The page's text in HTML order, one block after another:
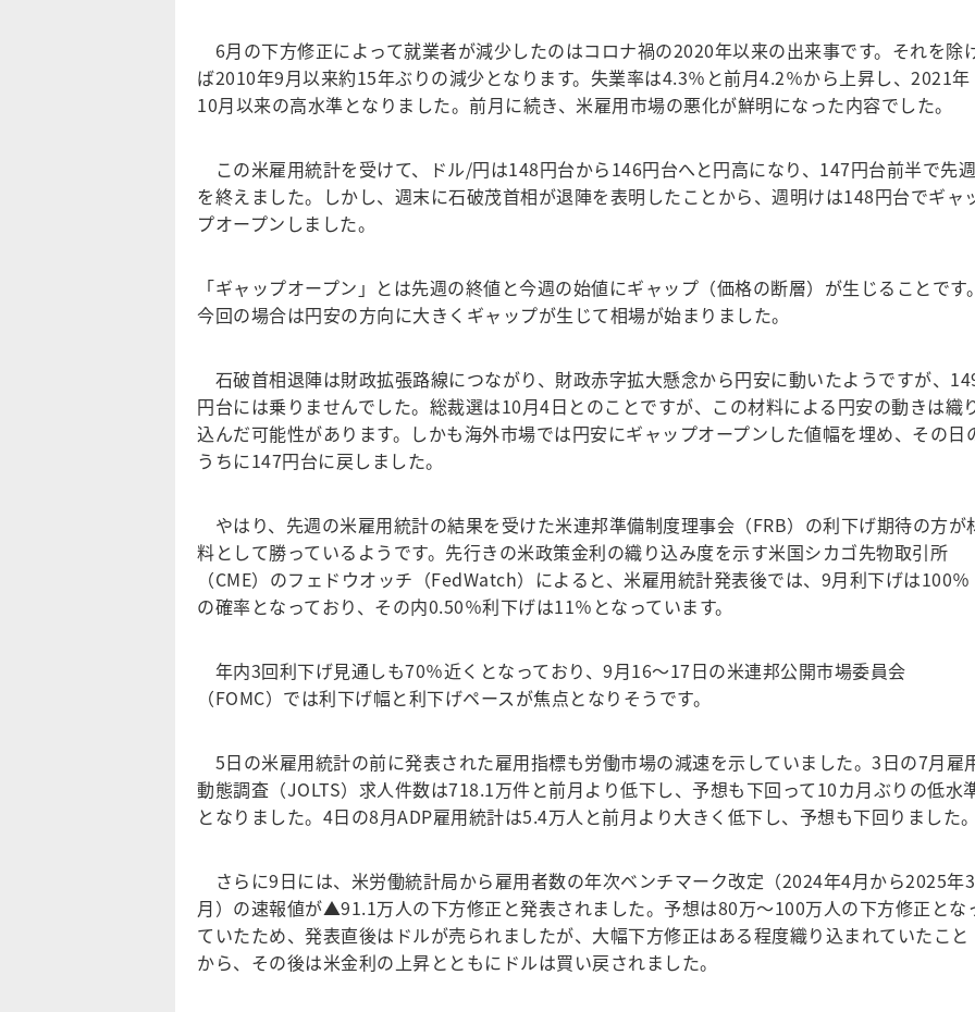
6月の下方修正によって就業者が減少したのはコロナ禍の2020年以来の出来事です。それを除
ば2010年9月以来約15年ぶりの減少となります。失業率は4.3％と前月4.2％から上昇し、2021年
10月以来の高水準となりました。前月に続き、米雇用市場の悪化が鮮明になった内容でした。
この米雇用統計を受けて、ドル/円は148円台から146円台へと円高になり、147円台前半で先週
を終えました。しかし、週末に石破茂首相が退陣を表明したことから、週明けは148円台でギャ
プオープンしました。
「ギャップオープン」とは先週の終値と今週の始値にギャップ（価格の断層）が生じることです
今回の場合は円安の方向に大きくギャップが生じて相場が始まりました。
石破首相退陣は財政拡張路線につながり、財政赤字拡大懸念から円安に動いたようですが、
円台には乗りませんでした。総裁選は10月4日とのことですが、この材料による円安の動きは織
込んだ可能性があります。しかも海外市場では円安にギャップオープンした値幅を埋め、その日
うちに147円台に戻しました。
やはり、先週の米雇用統計の結果を受けた米連邦準備制度理事会（FRB）の利下げ期待の方が
料として勝っているようです。先行きの米政策金利の織り込み度を示す米国シカゴ先物取引所
（CME）のフェドウオッチ（FedWatch）によると、米雇用統計発表後では、9月利下げは100％
の確率となっており、その内0.50％利下げは11％となっています。
年内3回利下げ見通しも70％近くとなっており、9月16～17日の米連邦公開市場委員会
（FOMC）では利下げ幅と利下げペースが焦点となりそうです。
5日の米雇用統計の前に発表された雇用指標も労働市場の減速を示していました。3日の7月雇
動態調査（JOLTS）求人件数は718.1万件と前月より低下し、予想も下回って10カ月ぶりの低水
となりました。4日の8月ADP雇用統計は5.4万人と前月より大きく低下し、予想も下回りました
さらに9日には、米労働統計局から雇用者数の年次ベンチマーク改定（2024年4月から2025年3
月）の速報値が▲91.1万人の下方修正と発表されました。予想は80万～100万人の下方修正とな
ていたため、発表直後はドルが売られましたが、大幅下方修正はある程度織り込まれていたこと
から、その後は米金利の上昇とともにドルは買い戻されました。